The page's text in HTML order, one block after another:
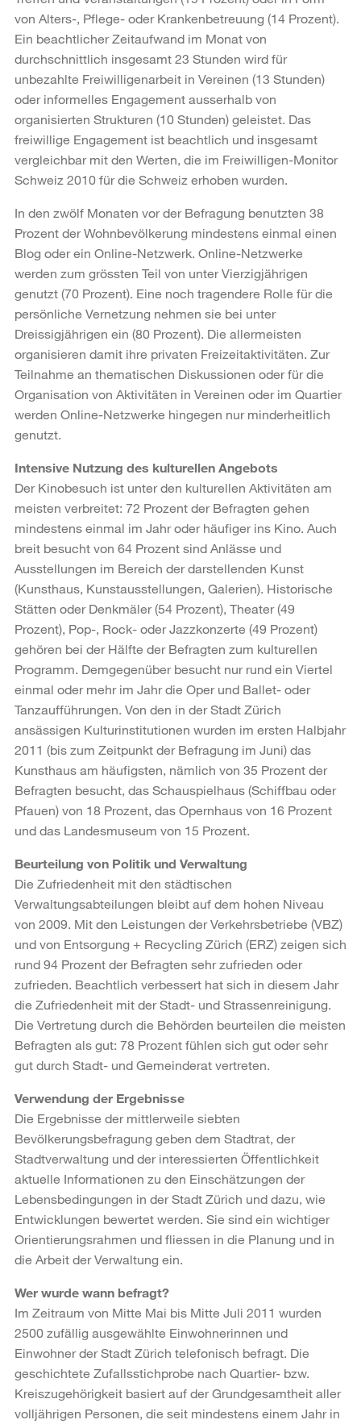
von Alters-, Pflege- oder Krankenbetreuung (14 Prozent).
Ein beachtlicher Zeitaufwand im Monat von
durchschnittlich insgesamt 23 Stunden wird für
unbezahlte Freiwilligenarbeit in Vereinen (13 Stunden)
oder informelles Engagement ausserhalb von
organisierten Strukturen (10 Stunden) geleistet. Das
freiwillige Engagement ist beachtlich und insgesamt
vergleichbar mit den Werten, die im Freiwilligen-Monitor
Schweiz 2010 für die Schweiz erhoben wurden.
In den zwölf Monaten vor der Befragung benutzten 38
Prozent der Wohnbevölkerung mindestens einmal einen
Blog oder ein Online-Netzwerk. Online-Netzwerke
werden zum grössten Teil von unter Vierzigjährigen
genutzt (70 Prozent). Eine noch tragendere Rolle für die
persönliche Vernetzung nehmen sie bei unter
Dreissigjährigen ein (80 Prozent). Die allermeisten
organisieren damit ihre privaten Freizeitaktivitäten. Zur
Teilnahme an thematischen Diskussionen oder für die
Organisation von Aktivitäten in Vereinen oder im Quartier
werden Online-Netzwerke hingegen nur minderheitlich
genutzt.
Intensive Nutzung des kulturellen Angebots
Der Kinobesuch ist unter den kulturellen Aktivitäten am
meisten verbreitet: 72 Prozent der Befragten gehen
mindestens einmal im Jahr oder häufiger ins Kino. Auch
breit besucht von 64 Prozent sind Anlässe und
Ausstellungen im Bereich der darstellenden Kunst
(Kunsthaus, Kunstausstellungen, Galerien). Historische
Stätten oder Denkmäler (54 Prozent), Theater (49
Prozent), Pop-, Rock- oder Jazzkonzerte (49 Prozent)
gehören bei der Hälfte der Befragten zum kulturellen
Programm. Demgegenüber besucht nur rund ein Viertel
einmal oder mehr im Jahr die Oper und Ballet- oder
Tanzaufführungen. Von den in der Stadt Zürich
ansässigen Kulturinstitutionen wurden im ersten Halbjahr
2011 (bis zum Zeitpunkt der Befragung im Juni) das
Kunsthaus am häufigsten, nämlich von 35 Prozent der
Befragten besucht, das Schauspielhaus (Schiffbau oder
Pfauen) von 18 Prozent, das Opernhaus von 16 Prozent
und das Landesmuseum von 15 Prozent.
Beurteilung von Politik und Verwaltung
Die Zufriedenheit mit den städtischen
Verwaltungsabteilungen bleibt auf dem hohen Niveau
von 2009. Mit den Leistungen der Verkehrsbetriebe (VBZ)
und von Entsorgung + Recycling Zürich (ERZ) zeigen sich
rund 94 Prozent der Befragten sehr zufrieden oder
zufrieden. Beachtlich verbessert hat sich in diesem Jahr
die Zufriedenheit mit der Stadt- und Strassenreinigung.
Die Vertretung durch die Behörden beurteilen die meisten
Befragten als gut: 78 Prozent fühlen sich gut oder sehr
gut durch Stadt- und Gemeinderat vertreten.
Verwendung der Ergebnisse
Die Ergebnisse der mittlerweile siebten
Bevölkerungsbefragung geben dem Stadtrat, der
Stadtverwaltung und der interessierten Öffentlichkeit
aktuelle Informationen zu den Einschätzungen der
Lebensbedingungen in der Stadt Zürich und dazu, wie
Entwicklungen bewertet werden. Sie sind ein wichtiger
Orientierungsrahmen und fliessen in die Planung und in
die Arbeit der Verwaltung ein.
Wer wurde wann befragt?
Im Zeitraum von Mitte Mai bis Mitte Juli 2011 wurden
2500 zufällig ausgewählte Einwohnerinnen und
Einwohner der Stadt Zürich telefonisch befragt. Die
geschichtete Zufallsstichprobe nach Quartier- bzw.
Kreiszugehörigkeit basiert auf der Grundgesamtheit aller
volljährigen Personen, die seit mindestens einem Jahr in